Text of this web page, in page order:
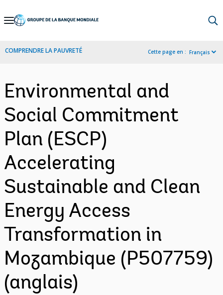
Skip
Navigation
COMPRENDRE LA PAUVRETÉ Cette page en : Français
Environmental and
Social Commitment
Plan (ESCP)
Accelerating
Sustainable and Clean
Energy Access
Transformation in
Mozambique (P507759)
(anglais)